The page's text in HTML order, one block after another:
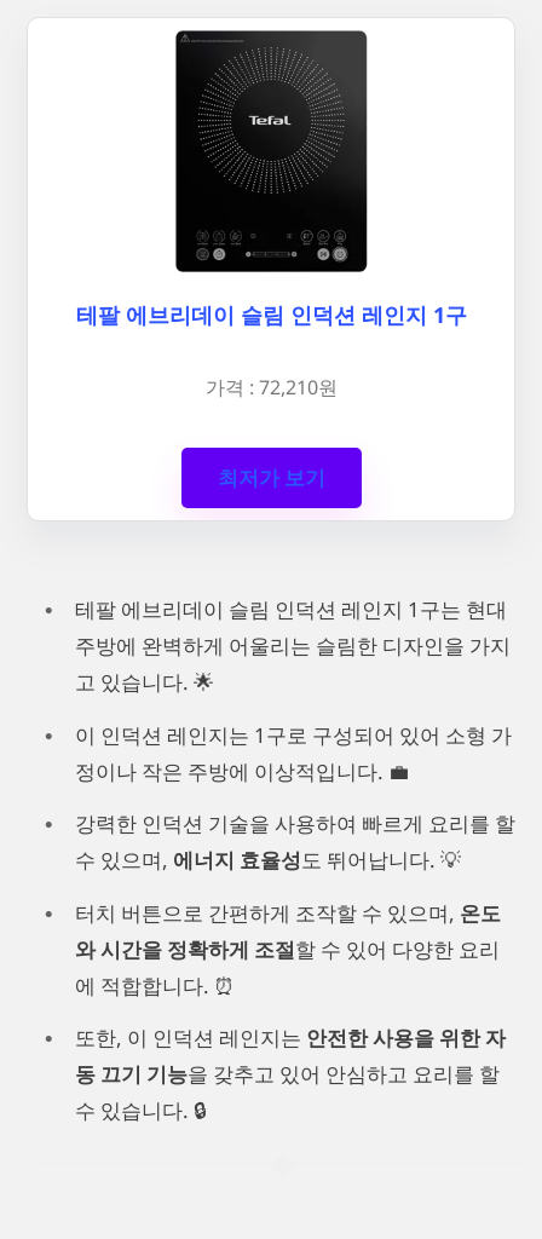
테팔 에브리데이 슬림 인덕션 레인지 1구
가격 : 72,210원
최저가 보기
테팔 에브리데이 슬림 인덕션 레인지 1구는 현대
주방에 완벽하게 어울리는 슬림한 디자인을 가지
고 있습니다. 🌟
이 인덕션 레인지는 1구로 구성되어 있어 소형 가
정이나 작은 주방에 이상적입니다. 💼
강력한 인덕션 기술을 사용하여 빠르게 요리를 할
수 있으며, 에너지 효율성도 뛰어납니다. 💡
터치 버튼으로 간편하게 조작할 수 있으며, 온도
와 시간을 정확하게 조절할 수 있어 다양한 요리
에 적합합니다. ⏰
또한, 이 인덕션 레인지는 안전한 사용을 위한 자
동 끄기 기능을 갖추고 있어 안심하고 요리를 할
수 있습니다. 🔒